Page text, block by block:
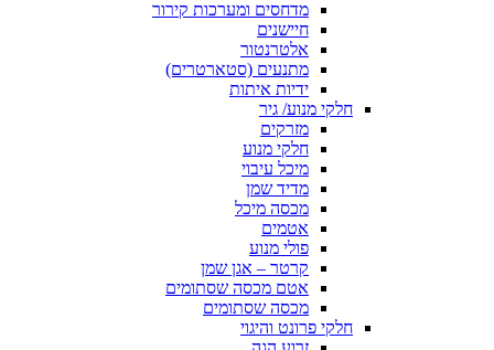
מדחסים ומערכות קירור
חיישנים
אלטרנטור
מתנעים (סטארטרים)
ידיות איתות
חלקי מנוע/ גיר
מזרקים
חלקי מנוע
מיכל עיבוי
מדיד שמן
מכסה מיכל
אטמים
פולי מנוע
קרטר – אגן שמן
אטם מכסה שסתומים
מכסה שסתומים
חלקי פרונט והיגוי